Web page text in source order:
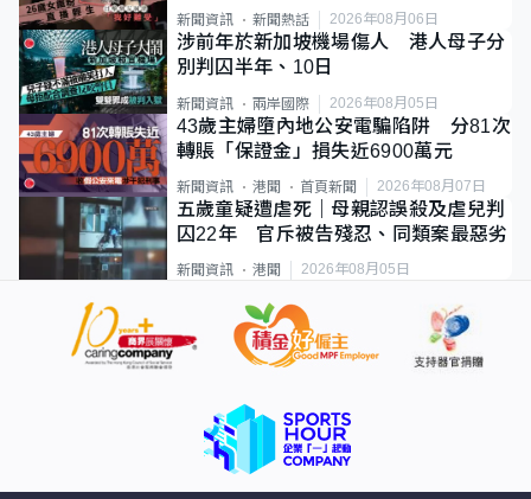
新聞資訊 新聞熱話 2026年08月06日
涉前年於新加坡機場傷人 港人母子分
別判囚半年、10日
新聞資訊 兩岸國際 2026年08月05日
43歲主婦墮內地公安電騙陷阱 分81次
轉賬「保證金」損失近6900萬元
新聞資訊 港聞 首頁新聞 2026年08月07日
五歲童疑遭虐死｜母親認誤殺及虐兒判
囚22年 官斥被告殘忍、同類案最惡劣
新聞資訊 港聞 2026年08月05日